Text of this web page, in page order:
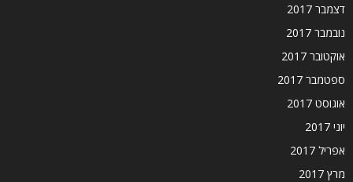
דצמבר 2017
נובמבר 2017
אוקטובר 2017
ספטמבר 2017
אוגוסט 2017
יוני 2017
אפריל 2017
מרץ 2017